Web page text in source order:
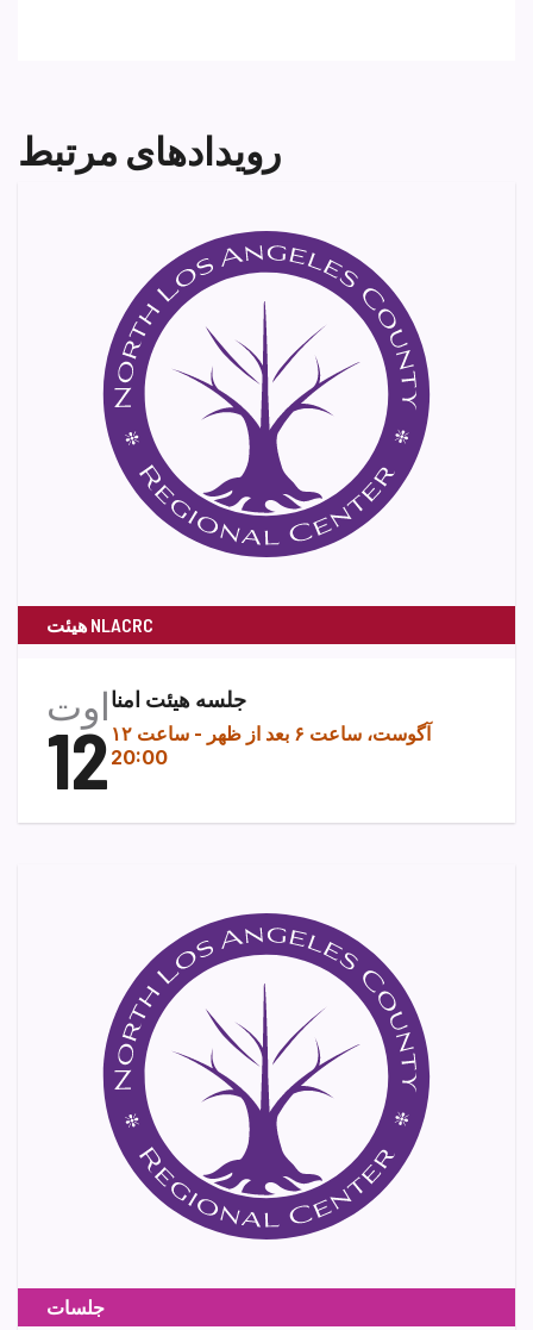
رویدادهای مرتبط
هیئت NLACRC
اوت
12
جلسه هیئت امنا
۱۲ آگوست، ساعت ۶ بعد از ظهر - ساعت
20:00
جلسات